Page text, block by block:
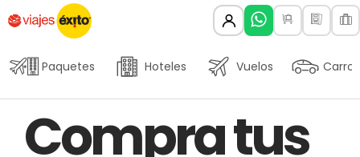
Paquetes Hoteles Vuelos Carros
IN:
Compra tus
on: